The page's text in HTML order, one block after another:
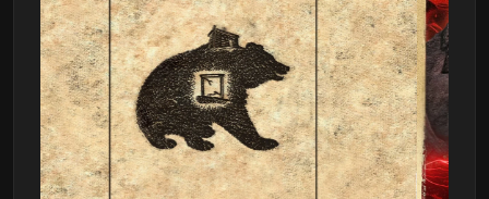
Poprzedni Następny